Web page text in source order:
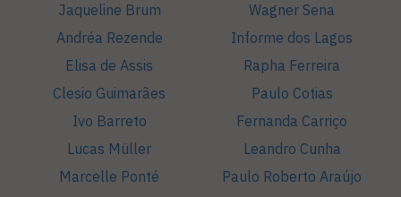
Jaqueline Brum
Andréa Rezende
Elisa de Assis
Clesio Guimarães
Ivo Barreto
Lucas Müller
Marcelle Ponté
Wagner Sena
Informe dos Lagos
Rapha Ferreira
Paulo Cotias
Fernanda Carriço
Leandro Cunha
Paulo Roberto Araújo